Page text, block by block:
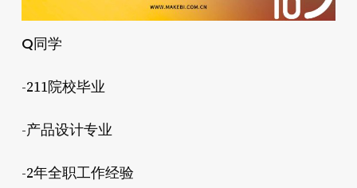
Q同学
-211院校毕业
-产品设计专业
-2年全职工作经验